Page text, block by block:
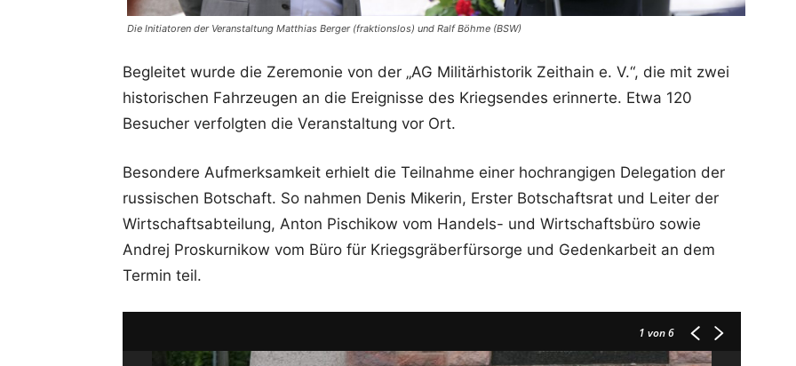
Die Initiatoren der Veranstaltung Matthias Berger (fraktionslos) und Ralf Böhme (BSW)
Begleitet wurde die Zeremonie von der „AG Militärhistorik Zeithain e. V.“, die mit zwei
historischen Fahrzeugen an die Ereignisse des Kriegsendes erinnerte. Etwa 120
Besucher verfolgten die Veranstaltung vor Ort.
Besondere Aufmerksamkeit erhielt die Teilnahme einer hochrangigen Delegation der
russischen Botschaft. So nahmen Denis Mikerin, Erster Botschaftsrat und Leiter der
Wirtschaftsabteilung, Anton Pischikow vom Handels- und Wirtschaftsbüro sowie
Andrej Proskurnikow vom Büro für Kriegsgräberfürsorge und Gedenkarbeit an dem
Termin teil.
1 von 6